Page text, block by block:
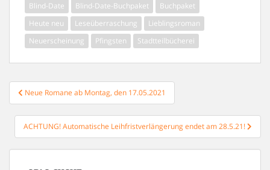
Blind-Date Blind-Date-Buchpaket
Buchpaket
Heute neu
Leseüberraschung
Lieblingsroman
Neuerscheinung
Pfingsten Stadtteilbücherei
Beitragsnavigation
Neue Romane ab Montag, den 17.05.2021
ACHTUNG! Automatische Leihfristverlängerung endet am 28.5.21!